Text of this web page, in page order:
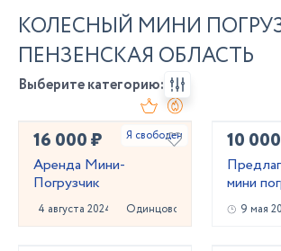
КОЛЕСНЫЙ МИНИ
ПЕНЗЕНСКАЯ ОБЛАСТЬ
Выберите категорию:
16 000 ₽
Аренда Мини-
Погрузчик
4 августа 2024 Одинцово
10
мини
9 мая